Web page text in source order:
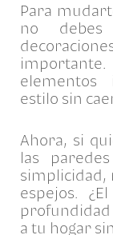
Para
no debes
elementos
estilo sin
Ahora, si
las
simplicidad,
espejos.
a tu hogar